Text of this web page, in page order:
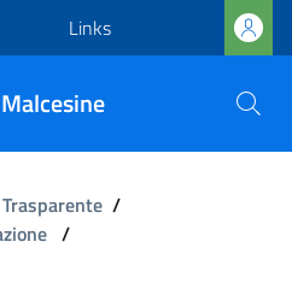
Links
/
/